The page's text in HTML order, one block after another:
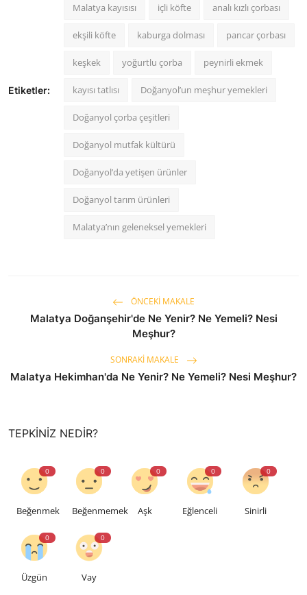
Etiketler:
Malatya kayısısı içli köfte analı kızlı çorbası
ekşili köfte kaburga dolması pancar çorbası
keşkek yoğurtlu çorba peynirli ekmek
kayısı tatlısı Doğanyol’un meşhur yemekleri
Doğanyol çorba çeşitleri
Doğanyol mutfak kültürü
Doğanyol’da yetişen ürünler
Doğanyol tarım ürünleri
Malatya’nın geleneksel yemekleri
ÖNCEKI MAKALE
Malatya Doğanşehir'de Ne Yenir? Ne Yemeli? Nesi
Meşhur?
SONRAKI MAKALE
Malatya Hekimhan'da Ne Yenir? Ne Yemeli? Nesi Meşhur?
TEPKINIZ NEDIR?
0
Beğenmek
0
Beğenmemek
0
Aşk
0
Eğlenceli
0
Sinirli
0
Üzgün
0
Vay